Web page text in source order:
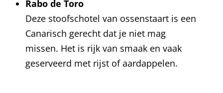
Rabo de Toro
Deze stoofschotel van ossenstaart is een
Canarisch gerecht dat je niet mag
missen. Het is rijk van smaak en vaak
geserveerd met rijst of aardappelen.